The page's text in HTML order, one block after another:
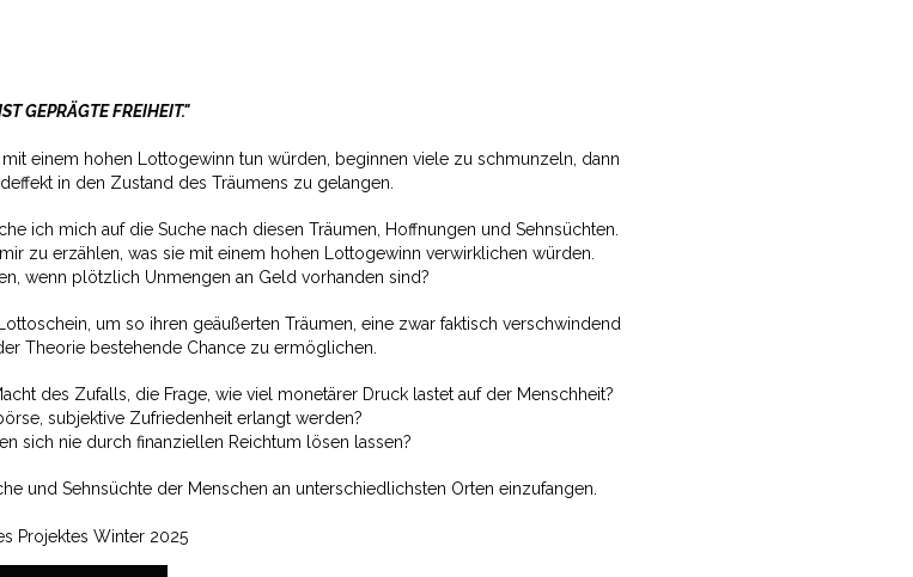
GEPRÄGTE FREIHEIT."
einem hohen Lottogewinn tun würden, beginnen viele zu schmunzeln, dann
in den Zustand des Träumens zu gelangen.
ich mich auf die Suche nach diesen Träumen, Hoffnungen und Sehnsüchten.
zu erzählen, was sie mit einem hohen Lottogewinn verwirklichen würden.
wenn plötzlich Unmengen an Geld vorhanden sind?
um so ihren geäußerten Träumen, eine zwar faktisch verschwindend
Theorie bestehende Chance zu ermöglichen.
des Zufalls, die Frage, wie viel monetärer Druck lastet auf der Menschheit?
subjektive Zufriedenheit erlangt werden?
sich nie durch finanziellen Reichtum lösen lassen?
und Sehnsüchte der Menschen an unterschiedlichsten Orten einzufangen.
Projektes Winter 2025